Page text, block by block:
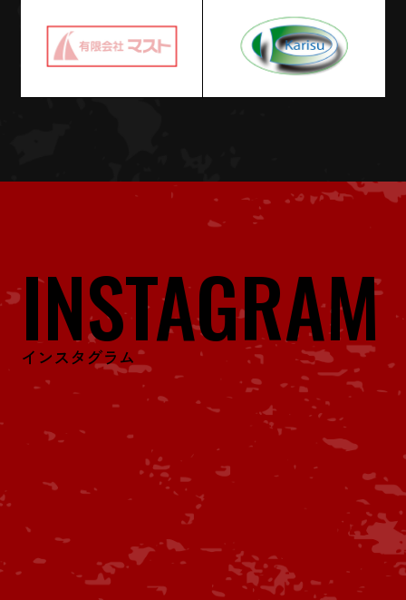
INSTAGRAM
インスタグラム